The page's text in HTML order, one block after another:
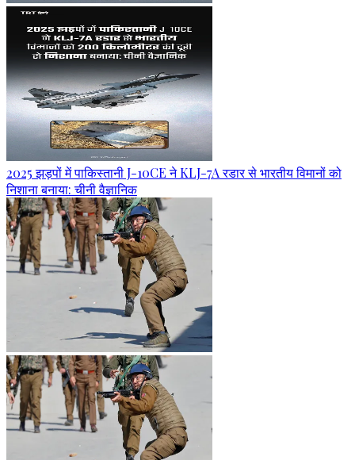
2025 झड़पों में पाकिस्तानी J-10CE ने KLJ-7A रडार से भारतीय विमानों को
निशाना बनाया: चीनी वैज्ञानिक